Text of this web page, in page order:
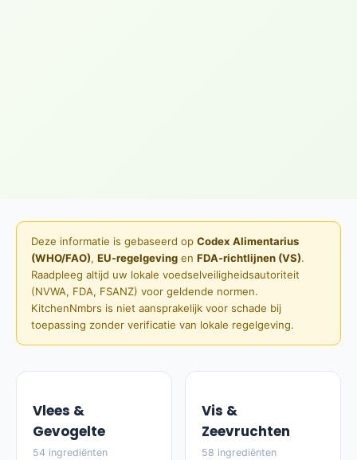
Deze informatie is gebaseerd op Codex Alimentarius
(WHO/FAO), EU-regelgeving en FDA-richtlijnen (VS).
Raadpleeg altijd uw lokale voedselveiligheidsautoriteit
(NVWA, FDA, FSANZ) voor geldende normen.
KitchenNmbrs is niet aansprakelijk voor schade bij
toepassing zonder verificatie van lokale regelgeving.
Vlees &
Gevogelte
54 ingrediënten
Vis &
Zeevruchten
58 ingrediënten